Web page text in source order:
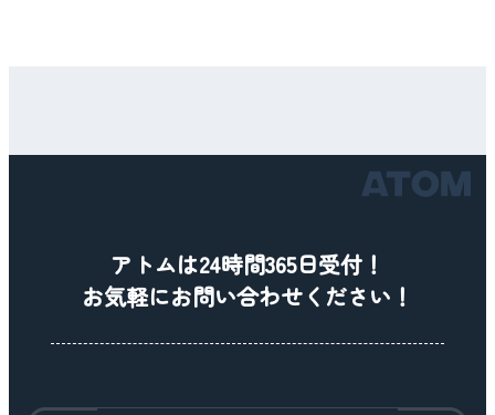
アトムは24時間365日受付！
お気軽にお問い合わせください！